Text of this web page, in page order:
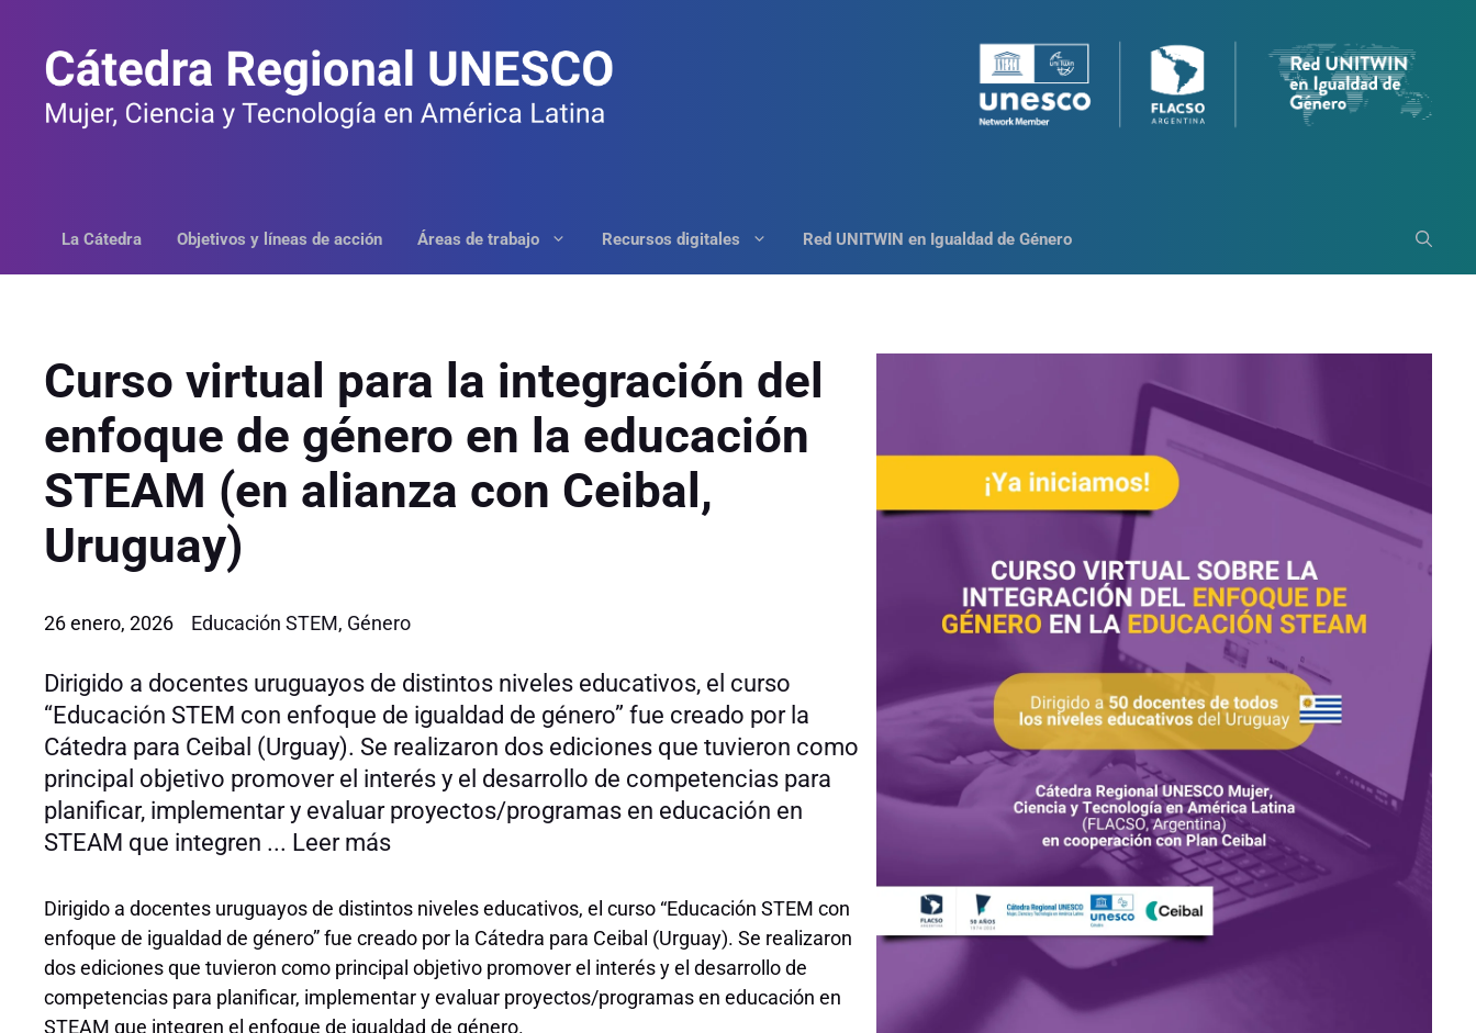
contenido
La Cátedra Objetivos y líneas de acción Áreas de trabajo Recursos digitales Red UNITWIN en Igualdad de Género
Curso virtual para la integración del
enfoque de género en la educación
STEAM (en alianza con Ceibal,
Uruguay)
26 enero, 2026 Educación STEM, Género
Dirigido a docentes uruguayos de distintos niveles educativos, el curso
“Educación STEM con enfoque de igualdad de género” fue creado por la
Cátedra para Ceibal (Urguay). Se realizaron dos ediciones que tuvieron como
principal objetivo promover el interés y el desarrollo de competencias para
planificar, implementar y evaluar proyectos/programas en educación en
STEAM que integren ... Leer más
Dirigido a docentes uruguayos de distintos niveles educativos, el curso “Educación STEM con
enfoque de igualdad de género” fue creado por la Cátedra para Ceibal (Urguay). Se realizaron
dos ediciones que tuvieron como principal objetivo promover el interés y el desarrollo de
competencias para planificar, implementar y evaluar proyectos/programas en educación en
STEAM que integren el enfoque de igualdad de género.